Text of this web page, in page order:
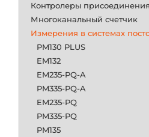
Контролеры присоединения
Многоканальный счетчик
Измерения в системах
PM130 PLUS
EM132
EM235-PQ-A
PM335-PQ-A
EM235-PQ
PM335-PQ
PM135